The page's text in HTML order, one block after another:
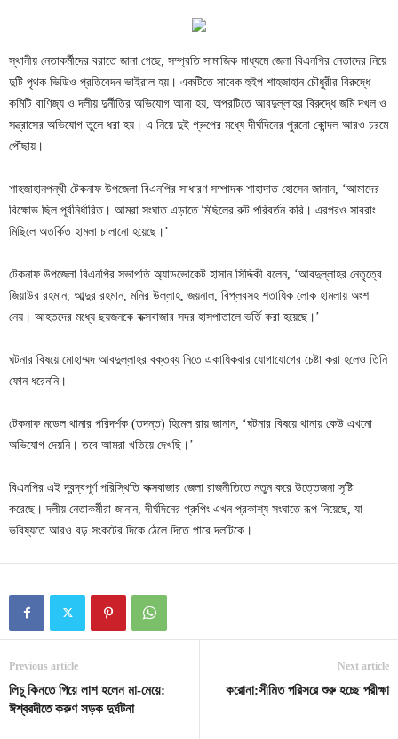
স্থানীয় নেতাকর্মীদের বরাতে জানা গেছে, সম্প্রতি সামাজিক মাধ্যমে জেলা বিএনপির নেতাদের নিয়ে
দুটি পৃথক ভিডিও প্রতিবেদন ভাইরাল হয়। একটিতে সাবেক হুইপ শাহজাহান চৌধুরীর বিরুদ্ধে
কমিটি বাণিজ্য ও দলীয় দুর্নীতির অভিযোগ আনা হয়, অপরটিতে আবদুল্লাহর বিরুদ্ধে জমি দখল ও
সন্ত্রাসের অভিযোগ তুলে ধরা হয়। এ নিয়ে দুই গ্রুপের মধ্যে দীর্ঘদিনের পুরনো কোন্দল আরও চরমে
পৌঁছায়।
শাহজাহানপন্থী টেকনাফ উপজেলা বিএনপির সাধারণ সম্পাদক শাহাদাত হোসেন জানান, ‘আমাদের
বিক্ষোভ ছিল পূর্বনির্ধারিত। আমরা সংঘাত এড়াতে মিছিলের রুট পরিবর্তন করি। এরপরও সাবরাং
মিছিলে অতর্কিত হামলা চালানো হয়েছে।’
টেকনাফ উপজেলা বিএনপির সভাপতি অ্যাডভোকেট হাসান সিদ্দিকী বলেন, ‘আবদুল্লাহর নেতৃত্বে
জিয়াউর রহমান, আব্দুর রহমান, মনির উল্লাহ, জয়নাল, বিপ্লবসহ শতাধিক লোক হামলায় অংশ
নেয়। আহতদের মধ্যে ছয়জনকে কক্সবাজার সদর হাসপাতালে ভর্তি করা হয়েছে।’
ঘটনার বিষয়ে মোহাম্মদ আবদুল্লাহর বক্তব্য নিতে একাধিকবার যোগাযোগের চেষ্টা করা হলেও তিনি
ফোন ধরেননি।
টেকনাফ মডেল থানার পরিদর্শক (তদন্ত) হিমেল রায় জানান, ‘ঘটনার বিষয়ে থানায় কেউ এখনো
অভিযোগ দেয়নি। তবে আমরা খতিয়ে দেখছি।’
বিএনপির এই দ্বন্দ্বপূর্ণ পরিস্থিতি কক্সবাজার জেলা রাজনীতিতে নতুন করে উত্তেজনা সৃষ্টি
করেছে। দলীয় নেতাকর্মীরা জানান, দীর্ঘদিনের গ্রুপিং এখন প্রকাশ্য সংঘাতে রূপ নিয়েছে, যা
ভবিষ্যতে আরও বড় সংকটের দিকে ঠেলে দিতে পারে দলটিকে।
Previous article
লিচু কিনতে গিয়ে লাশ হলেন মা-মেয়ে:
ঈশ্বরদীতে করুণ সড়ক দুর্ঘটনা
Next article
করোনা:সীমিত পরিসরে শুরু হচ্ছে পরীক্ষা